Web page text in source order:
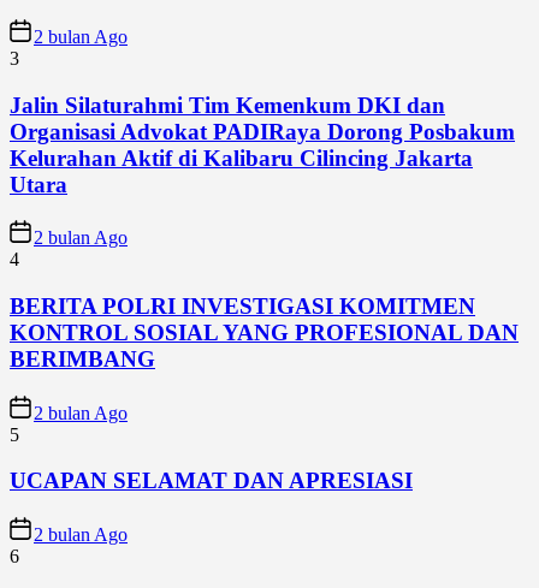
2 bulan Ago
3
Jalin Silaturahmi Tim Kemenkum DKI dan
Organisasi Advokat PADIRaya Dorong Posbakum
Kelurahan Aktif di Kalibaru Cilincing Jakarta
Utara
2 bulan Ago
4
BERITA POLRI INVESTIGASI KOMITMEN
KONTROL SOSIAL YANG PROFESIONAL DAN
BERIMBANG
2 bulan Ago
5
UCAPAN SELAMAT DAN APRESIASI
2 bulan Ago
6